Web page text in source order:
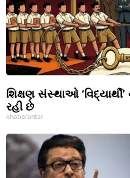
શિક્ષણ સંસ્થાઓ
રહી છે
khabarantar